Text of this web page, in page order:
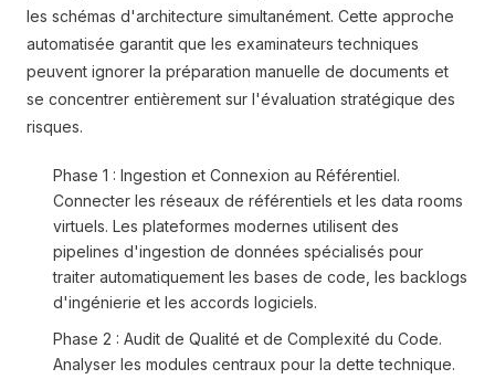
les schémas d'architecture simultanément. Cette approche
automatisée garantit que les examinateurs techniques
peuvent ignorer la préparation manuelle de documents et
se concentrer entièrement sur l'évaluation stratégique des
risques.
Phase 1 : Ingestion et Connexion au Référentiel.
Connecter les réseaux de référentiels et les data rooms
virtuels. Les plateformes modernes utilisent des
pipelines d'ingestion de données spécialisés pour
traiter automatiquement les bases de code, les backlogs
d'ingénierie et les accords logiciels.
Phase 2 : Audit de Qualité et de Complexité du Code.
Analyser les modules centraux pour la dette technique.